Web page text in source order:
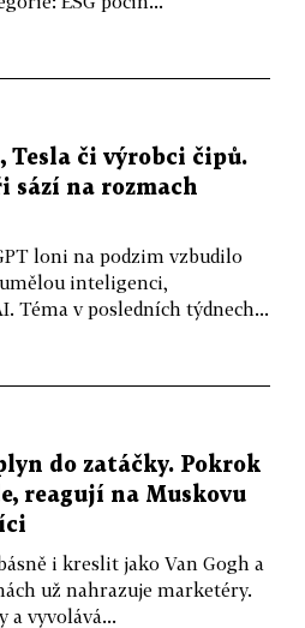
Tesla či výrobci čipů.
sází na rozmach
loni na podzim vzbudilo
inteligenci,
Téma v posledních týdnech...
do zatáčky. Pokrok
reagují na Muskovu
i kreslit jako Van Gogh a
už nahrazuje marketéry.
a vyvolává...